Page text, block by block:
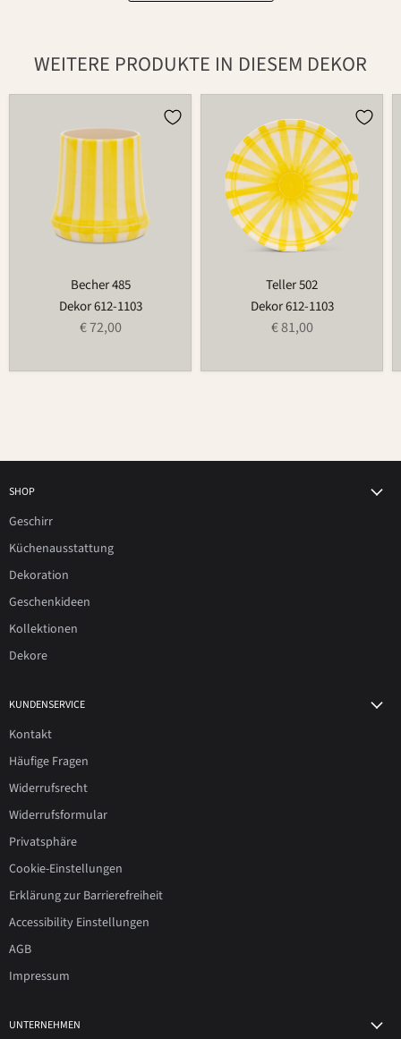
WEITERE PRODUKTE IN DIESEM DEKOR
Becher 485
Dekor 612-1103
€ 72,00
Teller 502
Dekor 612-1103
€ 81,00
SHOP
Geschirr
Küchenausstattung
Dekoration
Geschenkideen
Kollektionen
Dekore
KUNDENSERVICE
Kontakt
Häufige Fragen
Widerrufsrecht
Widerrufsformular
Privatsphäre
Cookie-Einstellungen
Erklärung zur Barrierefreiheit
Accessibility Einstellungen
AGB
Impressum
UNTERNEHMEN